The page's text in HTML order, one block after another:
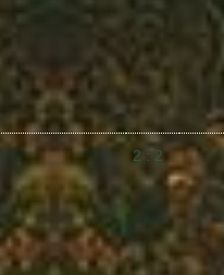
2 : 2